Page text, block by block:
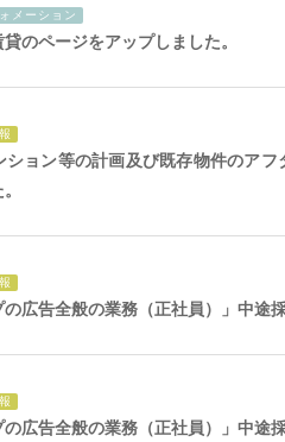
メーション
のページをアップしました。
ション等の計画及び既存物件のア
の広告全般の業務（正社員）」中途
の広告全般の業務（正社員）」中途